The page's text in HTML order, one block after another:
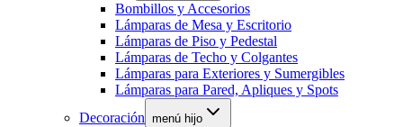
Bombillos y Accesorios
Lámparas de Mesa y Escritorio
Lámparas de Piso y Pedestal
Lámparas de Techo y Colgantes
Lámparas para Exteriores y Sumergibles
Lámparas para Pared, Apliques y Spots
Decoración menú hijo